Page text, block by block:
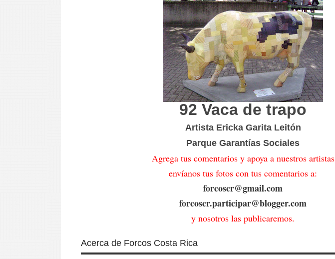
92 Vaca de trapo
Artista Ericka Garita Leitón
Parque Garantías Sociales
Agrega tus comentarios y apoya a nuestros artistas
envíanos tus fotos con tus comentarios a:
forcoscr@gmail.com
forcoscr.participar@blogger.com
y nosotros las publicaremos.
Acerca de Forcos Costa Rica